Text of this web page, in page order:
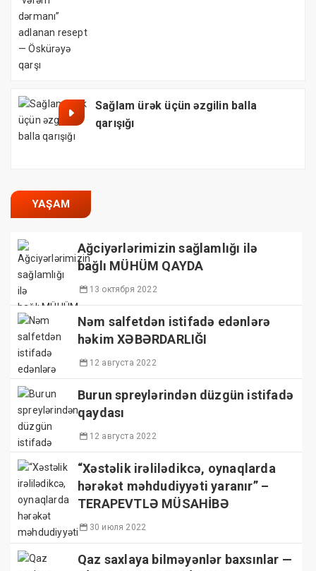
Sağlam ürək üçün əzgilin balla
qarışığı
YAŞAM
Ağciyərlərimizin sağlamlığı ilə
bağlı MÜHÜM QAYDA
13 октября 2022
Nəm salfetdən istifadə edənlərə
həkim XƏBƏRDARLIĞI
12 августа 2022
Burun spreylərindən düzgün istifadə
qaydası
12 августа 2022
“Xəstəlik irəlilədikcə, oynaqlarda
hərəkət məhdudiyyəti yaranır” –
TERAPEVTLƏ MÜSAHİBƏ
30 июля 2022
Qaz saxlaya bilməyənlər baxsınlar —